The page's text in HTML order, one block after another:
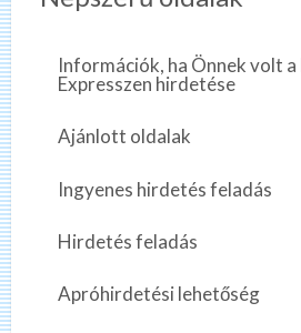
Információk, ha Önnek volt
Expresszen hirdetése
Ajánlott oldalak
Ingyenes hirdetés feladás
Hirdetés feladás
Apróhirdetési lehetőség